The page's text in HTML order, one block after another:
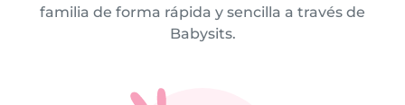
familia de forma rápida y sencilla a través de
Babysits.